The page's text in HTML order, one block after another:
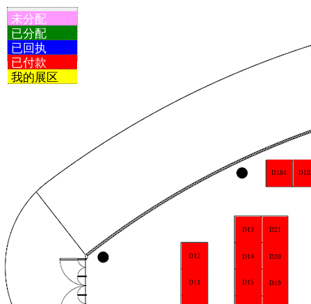
未分配
已分配
已回执
已付款
我的展区
D11
D12
D13
D14
D15 D19
D20
D21
D184